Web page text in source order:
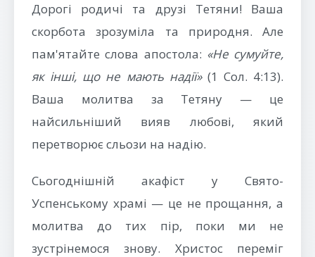
Дорогі родичі та друзі Тетяни! Ваша
скорбота зрозуміла та природня. Але
пам'ятайте слова апостола: «Не сумуйте,
як інші, що не мають надії»(1 Сол. 4:13).
Ваша молитва за Тетяну — це
найсильніший вияв любові, який
перетворює сльози на надію.
Сьогоднішній акафіст у Свято-
Успенському храмі — це не прощання, а
молитва до тих пір, поки ми не
зустрінемося знову. Христос переміг